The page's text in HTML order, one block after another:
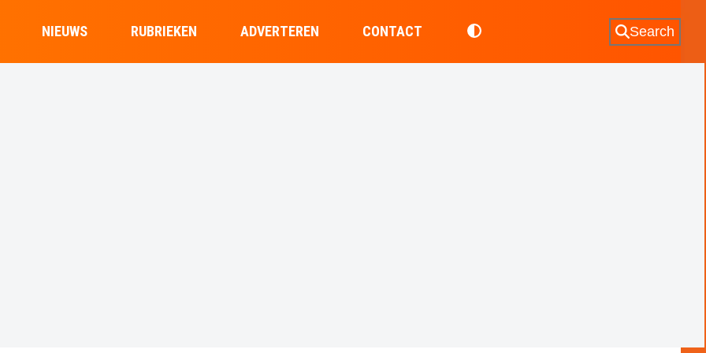
NIEUWS RUBRIEKEN ADVERTEREN CONTACT Search